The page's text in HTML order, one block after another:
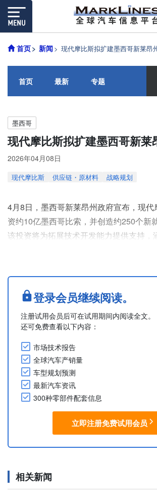
首页 新闻 现代摩比斯拟扩建墨西哥新莱昂
首页 最新 专题
墨西哥
现代摩比斯拟扩建墨西哥新莱
2026年04月08日
现代摩比斯 供应链・原材料 战略规划
4月8日，墨西哥新莱昂州政府宣布，现
资约10亿墨西哥比索，并创造约250个新
该投资将为拓展技术开发能力提供支持，
现代摩比斯在Pesquería开展业务，除汽
全系统外，还生产电子元件和电池系统。
行了大量投资，拥有超4,000名员工。
该项目是现代摩比斯长期举措的一部分，
登录会员继续阅读。
注册试用会员后可在试用期间内阅读全文。
还可免费查看以下内容：
市场技术报告
全球汽车产销量
车型规划预测
最新汽车资讯
300种零部件配套信息
立即注册免费试用会员
相关新闻